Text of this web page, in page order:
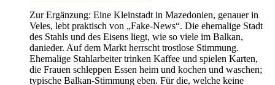
Zur Ergänzung: Eine Kleinstadt in Mazedonien, genauer in
Veles, lebt praktisch von „Fake-News“. Die ehemalige Stadt
des Stahls und des Eisens liegt, wie so viele im Balkan,
danieder. Auf dem Markt herrscht trostlose Stimmung.
Ehemalige Stahlarbeiter trinken Kaffee und spielen Karten,
die Frauen schleppen Essen heim und kochen und waschen;
typische Balkan-Stimmung eben. Für die, welche keine